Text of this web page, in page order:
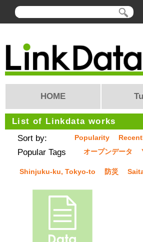
HOME
List of Linkdata works
Sort by:
Popularity
Popular Tags オープンデータ
Shinjuku-ku, Tokyo-to 防災